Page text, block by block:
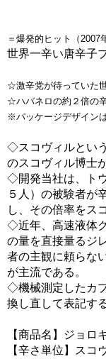
＝爆発的ヒット（2007
世界一辛い唐辛子
☆激辛党が待っていた
☆ハバネロの約２倍の
※パッケージデザイン
◇スコヴィルとい
のスコヴィル博士
◇開発当社は、ト
５人）の被験者が
し、その倍率をス
◇近年、高速液体
の量を直接量るジ
者の主観に頼らな
が主流である。
◇機械測定したカ
換し直して表記す
【商品名】ジョロ
【辛さ単位】スコ